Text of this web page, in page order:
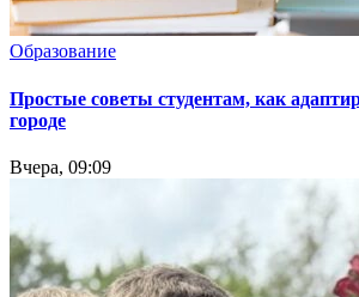
Образование
Простые советы студентам, как
городе
Вчера, 09:09